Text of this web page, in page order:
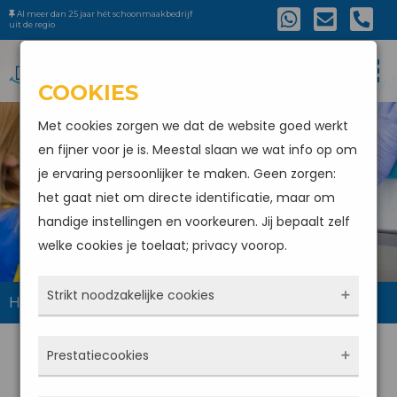
Al meer dan 25 jaar hét schoonmaakbedrijf
uit de regio
SCHOONMAAKBEDRIJF
KLAASWAAL
Home Schoonmaakbedrijf Klaaswaal
COOKIES
Met cookies zorgen we dat de website goed werkt
en fijner voor je is. Meestal slaan we wat info op om
je ervaring persoonlijker te maken. Geen zorgen:
het gaat niet om directe identificatie, maar om
handige instellingen en voorkeuren. Jij bepaalt zelf
welke cookies je toelaat; privacy voorop.
Strikt noodzakelijke cookies
Prestatiecookies